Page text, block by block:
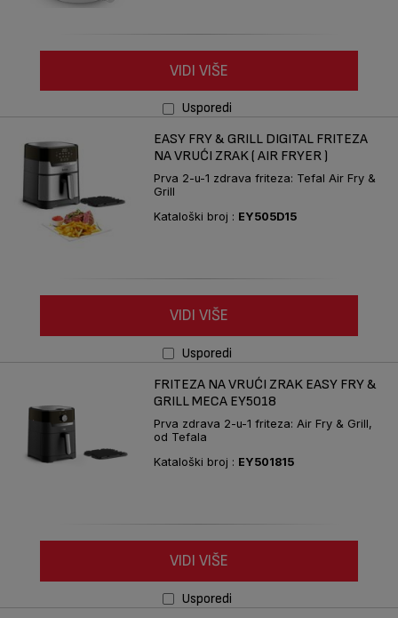
VIDI VIŠE
Usporedi
EASY FRY & GRILL DIGITAL FRITEZA
NA VRUĆI ZRAK ( AIR FRYER )
Prva 2-u-1 zdrava friteza: Tefal Air Fry &
Grill
Kataloški broj : EY505D15
VIDI VIŠE
Usporedi
FRITEZA NA VRUĆI ZRAK EASY FRY &
GRILL MECA EY5018
Prva zdrava 2-u-1 friteza: Air Fry & Grill,
od Tefala
Kataloški broj : EY501815
VIDI VIŠE
Usporedi